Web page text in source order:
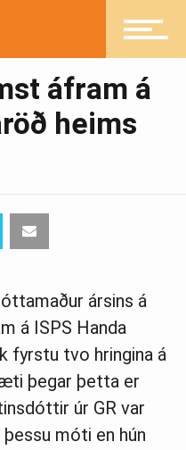
áfram á
heims
ársins á
á ISPS Handa
fyrstu tvo hringina á
þegar þetta er
úr GR var
móti en hún